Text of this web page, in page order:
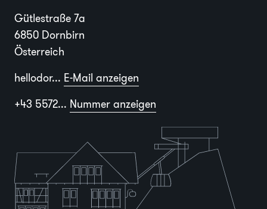
Gütlestraße 7a
6850 Dornbirn
Österreich
hellodor... E-Mail anzeigen
+43 5572... Nummer anzeigen